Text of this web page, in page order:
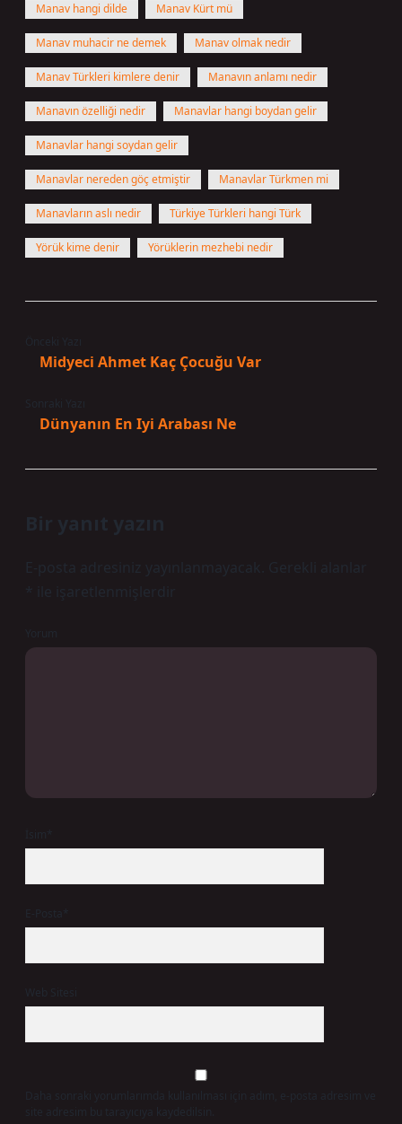
Manav hangi dilde Manav Kürt mü
Manav muhacir ne demek Manav olmak nedir
Manav Türkleri kimlere denir Manavın anlamı nedir
Manavın özelliği nedir Manavlar hangi boydan gelir
Manavlar hangi soydan gelir
Manavlar nereden göç etmiştir Manavlar Türkmen mi
Manavların aslı nedir Türkiye Türkleri hangi Türk
Yörük kime denir Yörüklerin mezhebi nedir
Midyeci Ahmet Kaç Çocuğu Var
Dünyanın En Iyi Arabası Ne
Bir yanıt yazın
E-posta adresiniz yayınlanmayacak.
Gerekli alanlar
ile işaretlenmişlerdir
Daha sonraki yorumlarımda kullanılması için adım, e-posta adresim ve